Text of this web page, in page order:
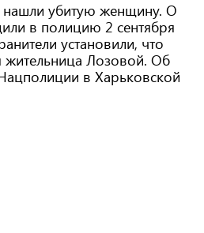
нашли убитую женщину. О
в полицию 2 сентября
установили, что
жительница Лозовой. Об
в Харьковской